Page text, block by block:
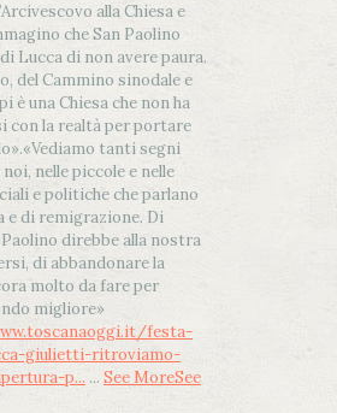
alla Chiesa e
che San Paolino
Lucca di non avere paura.
del Cammino sinodale e
è una Chiesa che non ha
con la realtà per portare
.«Vediamo tanti segni
nelle piccole e nelle
e politiche che parlano
e di remigrazione. Di
direbbe alla nostra
di abbandonare la
molto da fare per
migliore»
festa-
giulietti-ritroviamo-
p... ... See MoreSee